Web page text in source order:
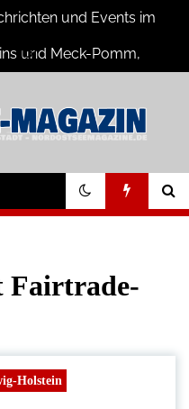
und Events im
und Meck-Pomm,
Magazine
Fairtrade-
Holstein